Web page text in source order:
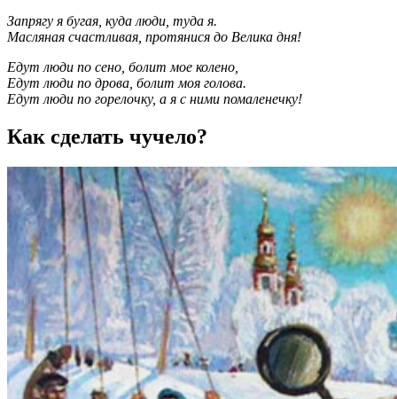
Запрягу я бугая, куда люди, туда я.
Масляная счастливая, протянися до Велика дня!
Едут люди по сено, болит мое колено,
Едут люди по дрова, болит моя голова.
Едут люди по горелочку, а я с ними помаленечку!
Как сделать чучело?